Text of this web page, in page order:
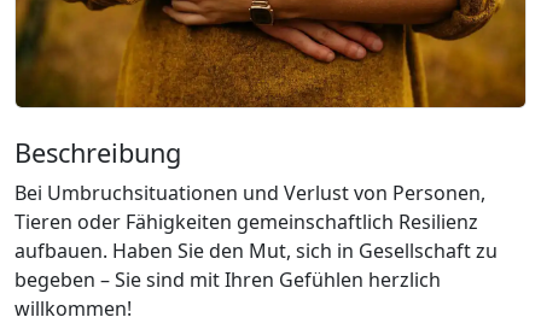
Beschreibung
Bei Umbruchsituationen und Verlust von Personen,
Tieren oder Fähigkeiten gemeinschaftlich Resilienz
aufbauen. Haben Sie den Mut, sich in Gesellschaft zu
begeben – Sie sind mit Ihren Gefühlen herzlich
willkommen!